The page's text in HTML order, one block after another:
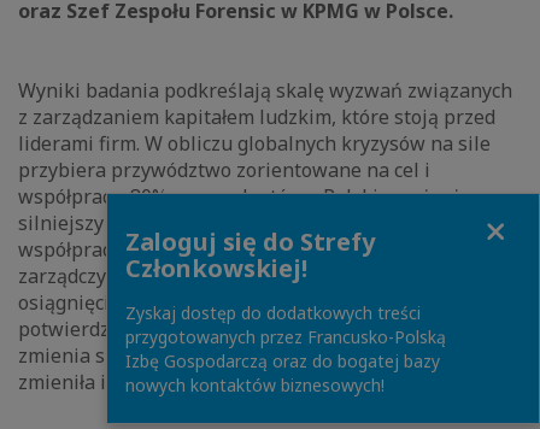
oraz Szef Zespołu Forensic w KPMG w Polsce.
Wyniki badania podkreślają skalę wyzwań związanych
z zarządzaniem kapitałem ludzkim, które stoją przed
liderami firm. W obliczu globalnych kryzysów na sile
przybiera przywództwo zorientowane na cel i
współpracę. 80% respondentów z Polski uważa, że
silniejszy nacisk na przywództwo oparte na
współpracy, ze współdzielonymi obowiązkami
zarządczymi i operacyjnymi, umożliwi firmie
osiągnięcie większego sukcesu. 60% CEO z Polski
potwierdza, że biorąc pod uwagę, w jakim tempie
zmienia się świat, ciągła niepewność co do przyszłości
zmieniła ich sposób myślenia o planowaniu sukcesji.
Zaloguj się do Strefy
Członkowskiej!
Zyskaj dostęp do dodatkowych treści
przygotowanych przez Francusko-Polską
Izbę Gospodarczą oraz do bogatej bazy
nowych kontaktów biznesowych!